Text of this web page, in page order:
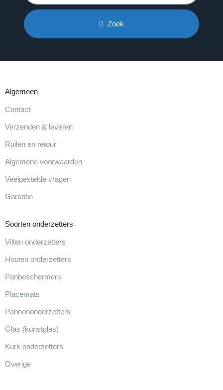
Zoek
Algemeen
Contact
Verzenden & leveren
Ruilen en retour
Algemene voorwaarden
Veelgestelde vragen
Garantie
Soorten onderzetters
Vilten onderzetters
Houten onderzetters
Panbeschermers
Placemats
Pannenonderzetters
Glas (kunstglas)
Kurk onderzetters
Overige